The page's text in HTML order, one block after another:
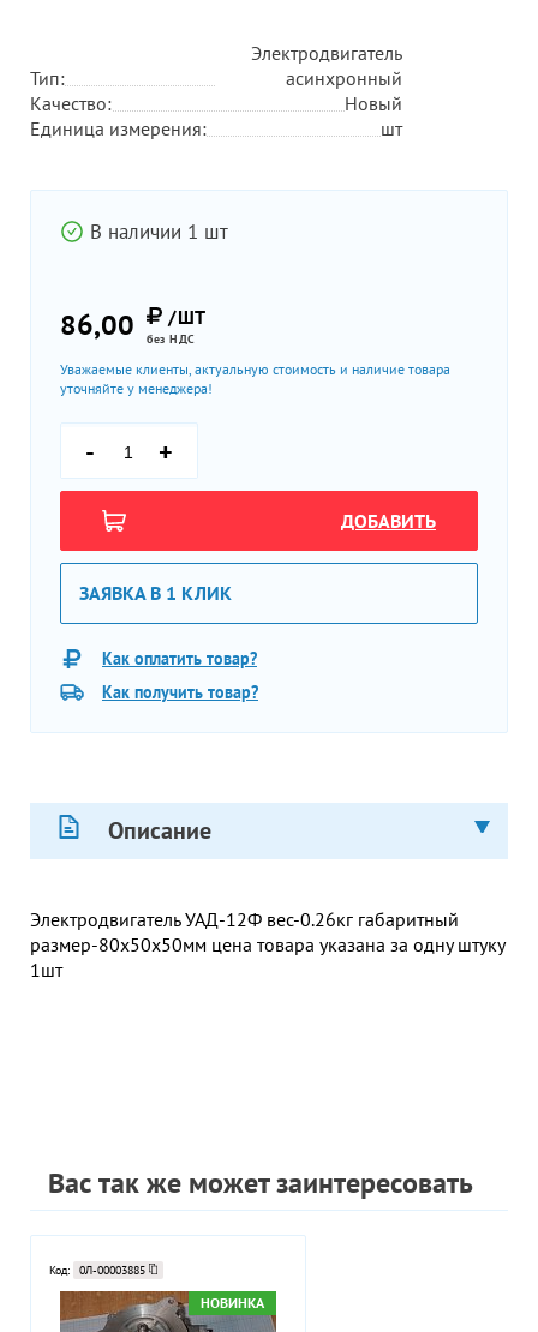
Тип:
Электродвигатель
асинхронный
Качество:
Новый
Единица измерения:
шт
В наличии 1 шт
86,00 /ШТ
без НДС
Уважаемые клиенты, актуальную стоимость и наличие товара
уточняйте у менеджера!
- +
ДОБАВИТЬ
ЗАЯВКА В 1 КЛИК
Как оплатить товар?
Как получить товар?
Описание
Электродвигатель УАД-12Ф вес-0.26кг габаритный
размер-80х50х50мм цена товара указана за одну штуку
1шт
Вас так же может заинтересовать
Код: 0Л-00003885
НОВИНКА